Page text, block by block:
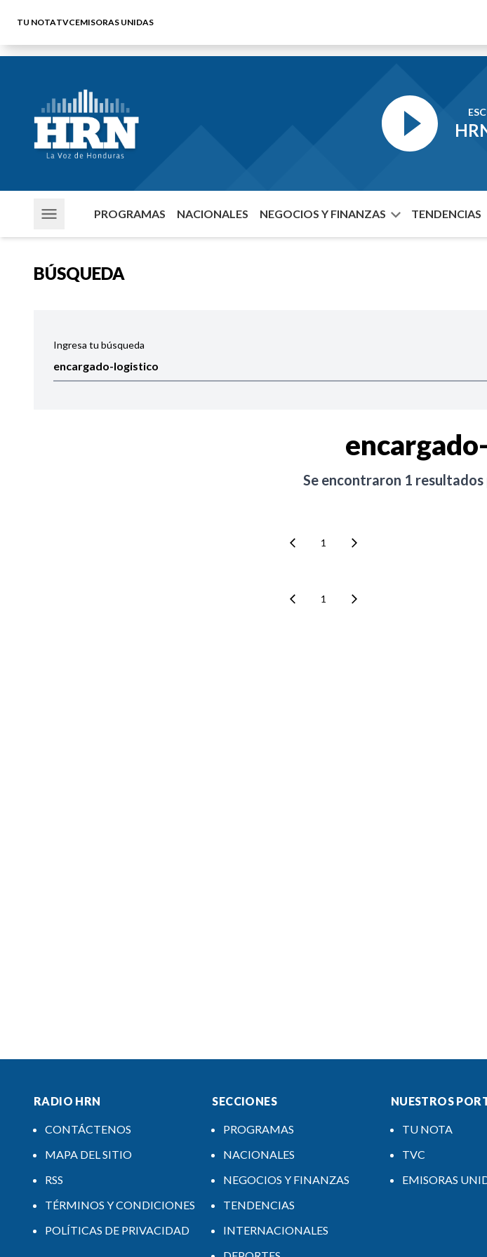
TU NOTATVCEMISORAS UNIDAS
PROGRAMAS NACIONALES NEGOCIOS Y FINANZAS TENDENCIAS
BÚSQUEDA
Ingresa tu búsqueda
Se encontraron 1 resultados
1
1
RADIO HRN
CONTÁCTENOS
MAPA DEL SITIO
RSS
TÉRMINOS Y CONDICIONES
POLÍTICAS DE PRIVACIDAD
SECCIONES
PROGRAMAS
NACIONALES
NEGOCIOS Y FINANZAS
TENDENCIAS
INTERNACIONALES
NUESTROS
TU NOTA
TVC
EMISORAS